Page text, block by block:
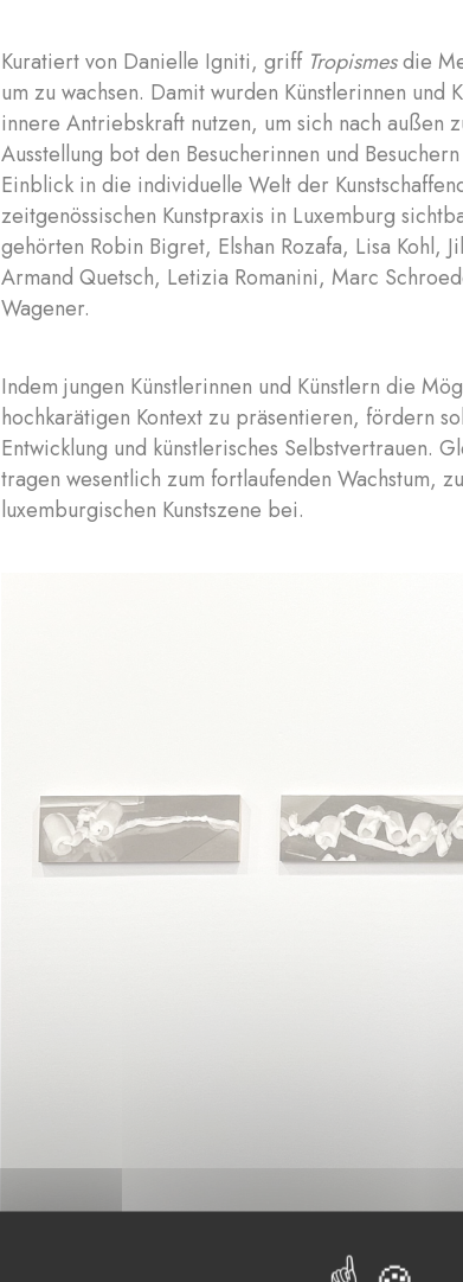
Kuratiert von Danielle Igniti, griff Tropismesdie
um zu wachsen. Damit wurden Künstlerinnen
innere Antriebskraft nutzen, um sich nach außen
Ausstellung bot den Besucherinnen und
Einblick in die individuelle Welt der
zeitgenössischen Kunstpraxis in Luxemburg
gehörten Robin Bigret, Elshan Rozafa, Lisa Kohl,
Armand Quetsch, Letizia Romanini, Marc
Wagener.
Indem jungen Künstlerinnen und Künstlern die
hochkarätigen Kontext zu präsentieren, fördern
Entwicklung und künstlerisches Selbstvertrauen.
tragen wesentlich zum fortlaufenden Wachstum,
luxemburgischen Kunstszene bei.